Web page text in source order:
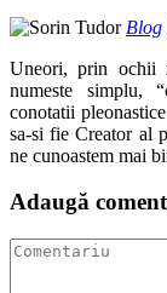
Blog
Uneori, prin ochii
numeste simplu,
conotatii
sa-si fie Creator al
ne cunoastem mai
Adaugă